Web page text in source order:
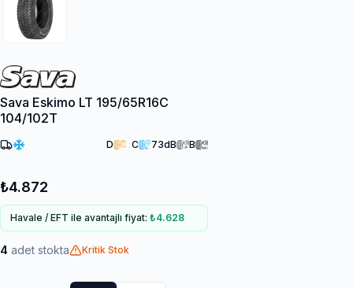
Sava Eskimo LT 195/65R16C
104/102T
D C 73dB B
₺4.872
Havale / EFT ile avantajlı fiyat: ₺4.628
4 adet stokta Kritik Stok